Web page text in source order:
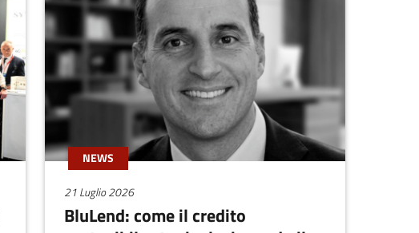
NEWS
21 Luglio 2026
BluLend: come il credito